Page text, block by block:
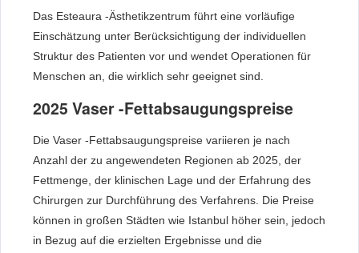
Das Esteaura -Ästhetikzentrum führt eine vorläufige
Einschätzung unter Berücksichtigung der individuellen
Struktur des Patienten vor und wendet Operationen für
Menschen an, die wirklich sehr geeignet sind.
2025 Vaser -Fettabsaugungspreise
Die Vaser -Fettabsaugungspreise variieren je nach
Anzahl der zu angewendeten Regionen ab 2025, der
Fettmenge, der klinischen Lage und der Erfahrung des
Chirurgen zur Durchführung des Verfahrens. Die Preise
können in großen Städten wie Istanbul höher sein, jedoch
in Bezug auf die erzielten Ergebnisse und die